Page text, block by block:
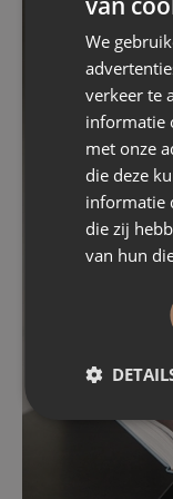
We
verkeer te
informatie
met onze
die deze
informatie
die zij
van hun